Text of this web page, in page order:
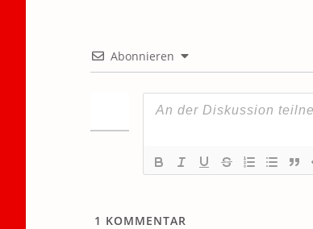
Abonnieren
1 KOMMENTAR